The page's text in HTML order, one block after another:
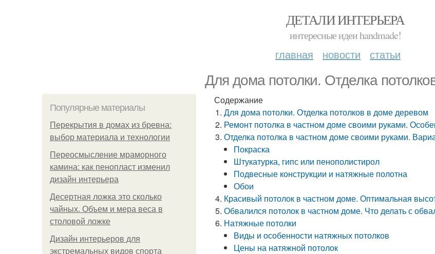
ДЕТАЛИ ИНТЕРЬЕРА
интересные идеи handmade!
главная новости статьи
Для дома потолки. Отделка
Популярные материалы
Перекрытия в домах из бревна:
выбор материала и технологии
Переосмысление мраморного
камина: как пенопласт изменил
дизайн интерьера
Десертная ложка это сколько
чайных. Объем и мера веса в
столовой ложке
Дизайн интерьеров для
экстремальных видов спорта
Содержание
Для дома потолки. Отделка потолков в доме деревом
Ремонт потолка в частном доме своими руками.
Отделка потолка в частном доме своими руками.
Покраска
Штукатурка, гипс или пенополистирол
Подвесные конструкции и натяжные полотна
Обои
Красивый потолок в частном доме. Оптимальная
Обвалился потолок в частном доме. Что делать с
Натяжные потолки
Виды и особенности натяжных потолков
Цены на натяжной потолок